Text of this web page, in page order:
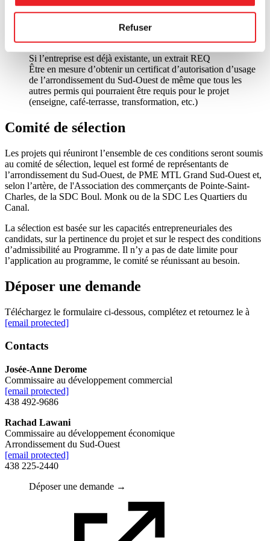
Refuser
une lettre d’intérêt du propriétaire du local (la lettre est
acceptée afin d’être considéré pour le Programme, mais
un bail est nécessaire pour l’octroi de la subvention)
Si l’entreprise est déjà existante, un extrait REQ
Être en mesure d’obtenir un certificat d’autorisation d’usage
de l’arrondissement du Sud-Ouest de même que tous les
autres permis qui pourraient être requis pour le projet
(enseigne, café-terrasse, transformation, etc.)
Comité de sélection
Les projets qui réuniront l’ensemble de ces conditions seront soumis
au comité de sélection, lequel est formé de représentants de
l’arrondissement du Sud-Ouest, de PME MTL Grand Sud-Ouest et,
selon l’artère, de l'Association des commerçants de Pointe-Saint-
Charles, de la SDC Boul. Monk ou de la SDC Les Quartiers du
Canal.
La sélection est basée sur les capacités entrepreneuriales des
candidats, sur la pertinence du projet et sur le respect des conditions
d’admissibilité au Programme. Il n’y a pas de date limite pour
l’application au programme, le comité se réunissant au besoin.
Déposer une demande
Téléchargez le formulaire ci-dessous, complétez et retournez le à
[email protected]
Contacts
Josée-Anne Derome
Commissaire au développement commercial
[email protected]
438 492-9686
Rachad Lawani
Commissaire au développement économique
Arrondissement du Sud-Ouest
[email protected]
438 225-2440
Déposer une demande →